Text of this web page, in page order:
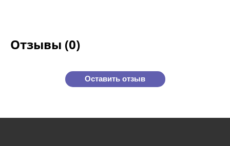
Отзывы (0)
Оставить отзыв